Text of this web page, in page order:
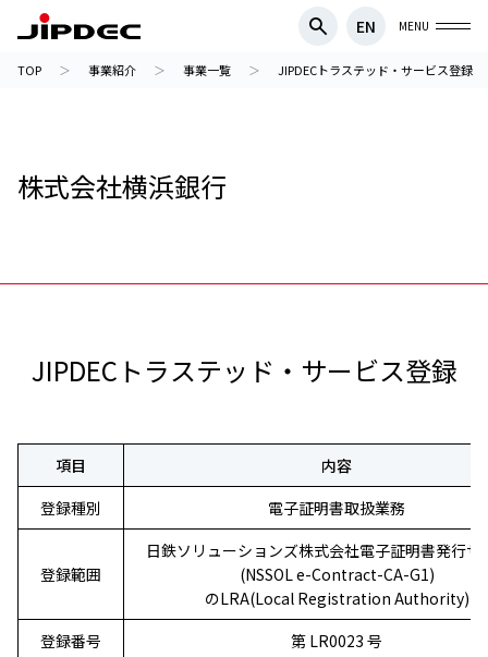
EN MENU
TOP 事業紹介 事業一覧 JIPDECトラステッド・サービス登録
株式会社横浜銀行
JIPDECトラステッド・サービス登録
項目
内容
登録種別
電子証明書取扱業務
登録範囲
日鉄ソリューションズ株式会社電子証明書発行サ
(NSSOL e-Contract-CA-G1)
のLRA(Local Registration Authority)
登録番号
第 LR0023 号